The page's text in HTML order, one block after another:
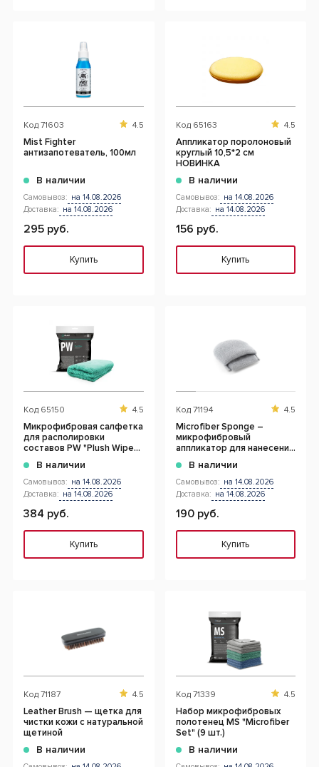
Код 71603 4.5
Mist Fighter
антизапотеватель, 100мл
В наличии
Самовывоз: на 14.08.2026
Доставка: на 14.08.2026
295 руб.
Купить
Код 65163 4.5
Аппликатор поролоновый
круглый 10,5*2 см
НОВИНКА
В наличии
Самовывоз: на 14.08.2026
Доставка: на 14.08.2026
156 руб.
Купить
Код 65150 4.5
Микрофибровая салфетка
для располировки
составов PW "Plush Wipe"
В наличии
Самовывоз: на 14.08.2026
Доставка: на 14.08.2026
384 руб.
Купить
Код 71194 4.5
Microfiber Sponge –
микрофибровый
аппликатор для нанесения
В наличии
Самовывоз: на 14.08.2026
Доставка: на 14.08.2026
190 руб.
Купить
Код 71187 4.5
Leather Brush — щетка для
чистки кожи с натуральной
щетиной
В наличии
Код 71339 4.5
Набор микрофибровых
полотенец MS "Microfiber
Set" (9 шт.)
В наличии